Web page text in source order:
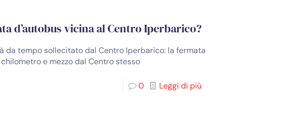
d’autobus vicina al Centro Iperbarico?
da tempo sollecitato dal Centro Iperbarico: la fermata
e mezzo dal Centro stesso
0 Leggi di più